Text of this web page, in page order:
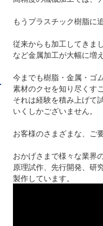
もうプラスチック樹脂に
従来からも加工してきま
など金属加工が大幅に増
今までも樹脂・金属・ゴ
素材のクセを知り尽くす
それは経験を積み上げて
いくしかございません。
お客様のさまざまな、ご
おかげさまで様々な業界
原理試作、先行開発、研
製作しています。